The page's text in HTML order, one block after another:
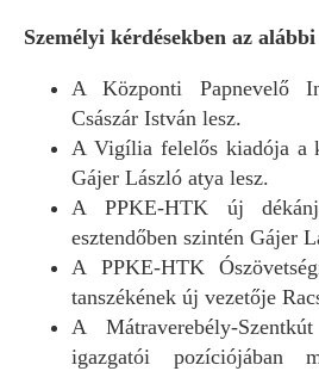
Személyi kérdésekben az
A Központi Papnevelő
Császár István lesz.
A Vigília felelős kiadója a
Gájer László atya lesz.
A PPKE-HTK új
esztendőben szintén Gájer
A PPKE-HTK
tanszékének új vezetője
A Mátraverebély-
igazgatói pozíciójában